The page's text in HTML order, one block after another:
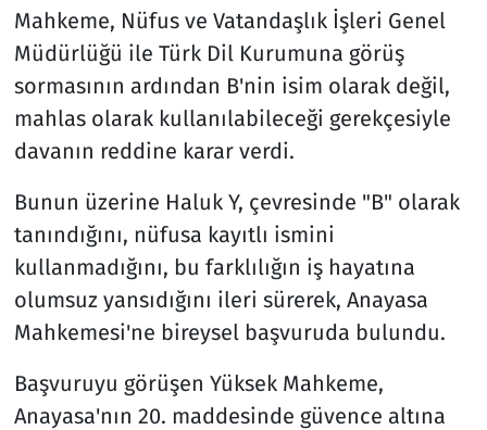
Mahkeme, Nüfus ve Vatandaşlık İşleri Genel
Müdürlüğü ile Türk Dil Kurumuna görüş
sormasının ardından B'nin isim olarak değil,
mahlas olarak kullanılabileceği gerekçesiyle
davanın reddine karar verdi.
Bunun üzerine Haluk Y, çevresinde "B" olarak
tanındığını, nüfusa kayıtlı ismini
kullanmadığını, bu farklılığın iş hayatına
olumsuz yansıdığını ileri sürerek, Anayasa
Mahkemesi'ne bireysel başvuruda bulundu.
Başvuruyu görüşen Yüksek Mahkeme,
Anayasa'nın 20. maddesinde güvence altına